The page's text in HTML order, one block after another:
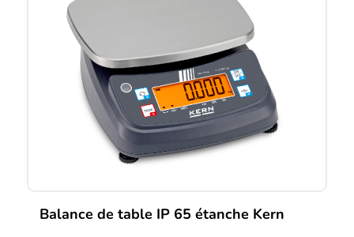
Balance de table IP 65 étanche Kern